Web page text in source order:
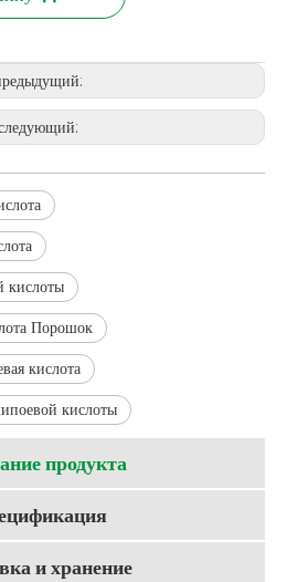
кислоты
Порошок
кислота
кислоты
продукта
и хранение